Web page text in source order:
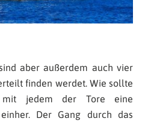
aber außerdem auch vier
finden werdet. Wie sollte
jedem der Tore eine
Der Gang durch das